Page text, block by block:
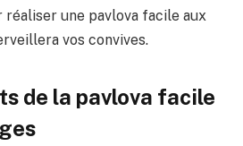
une pavlova facile aux
vos convives.
de la pavlova facile